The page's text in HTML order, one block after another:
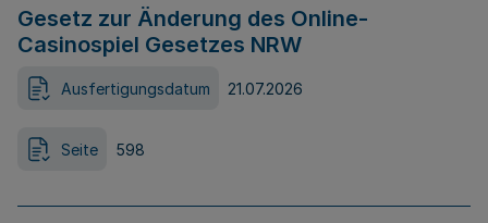
Gesetz zur Änderung des Online-
Casinospiel Gesetzes NRW
Ausfertigungsdatum 21.07.2026
Seite 598